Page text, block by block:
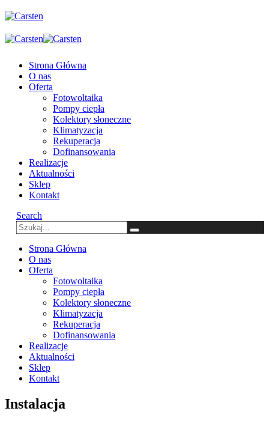
Strona Główna
O nas
Oferta
Fotowoltaika
Pompy ciepła
Kolektory słoneczne
Klimatyzacja
Rekuperacja
Dofinansowania
Realizacje
Aktualności
Sklep
Kontakt
Search
Strona Główna
O nas
Oferta
Fotowoltaika
Pompy ciepła
Kolektory słoneczne
Klimatyzacja
Rekuperacja
Dofinansowania
Realizacje
Aktualności
Sklep
Kontakt
Instalacja